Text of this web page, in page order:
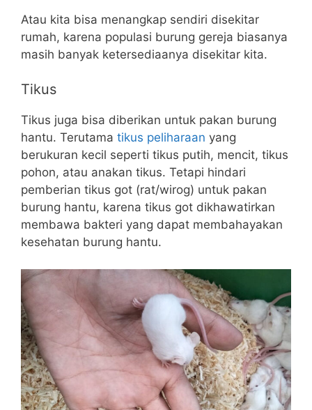
Atau kita bisa menangkap sendiri disekitar
rumah, karena populasi burung gereja biasanya
masih banyak ketersediaanya disekitar kita.
Tikus
Tikus juga bisa diberikan untuk pakan burung
hantu. Terutama tikus peliharaan yang
berukuran kecil seperti tikus putih, mencit, tikus
pohon, atau anakan tikus. Tetapi hindari
pemberian tikus got (rat/wirog) untuk pakan
burung hantu, karena tikus got dikhawatirkan
membawa bakteri yang dapat membahayakan
kesehatan burung hantu.